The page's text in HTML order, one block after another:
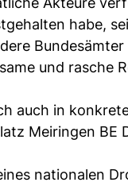
habe,
und rasche
auch in
Meiringen BE
nationalen